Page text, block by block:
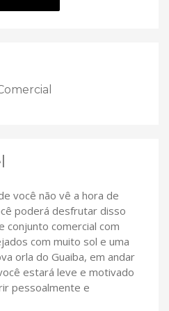
você não vê a hora de
poderá desfrutar disso
conjunto comercial com
com muito sol e uma
orla do Guaiba, em andar
estará leve e motivado
pessoalmente e